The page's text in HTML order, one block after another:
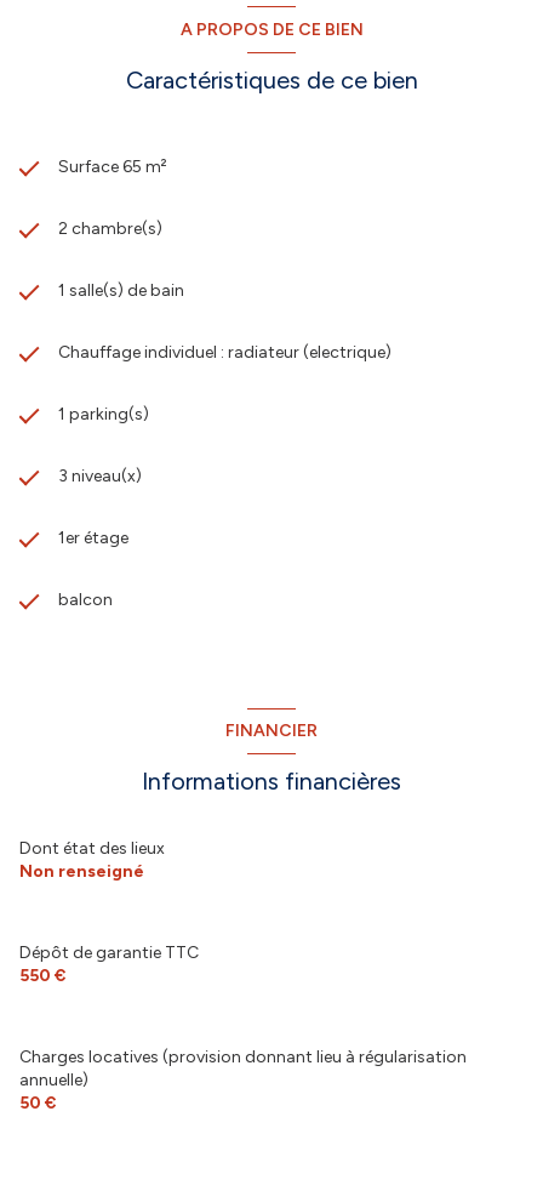
A PROPOS DE CE BIEN
Caractéristiques de ce bien
Surface 65 m²
2 chambre(s)
1 salle(s) de bain
Chauffage individuel : radiateur (electrique)
1 parking(s)
3 niveau(x)
1er étage
balcon
FINANCIER
Informations financières
Dont état des lieux
Non renseigné
Dépôt de garantie TTC
550 €
Charges locatives (provision donnant lieu à régularisation
annuelle)
50 €